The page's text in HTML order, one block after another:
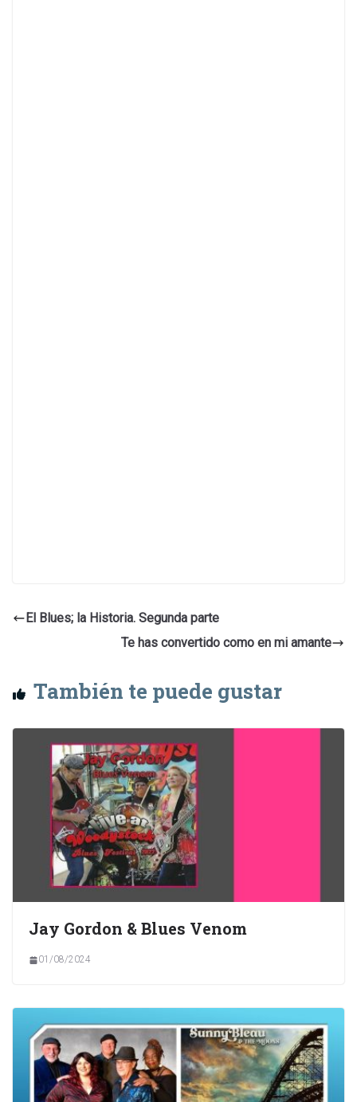
El Blues; la Historia. Segunda parte
Te has convertido como en mi amante
También te puede gustar
Jay Gordon & Blues Venom
01/08/2024